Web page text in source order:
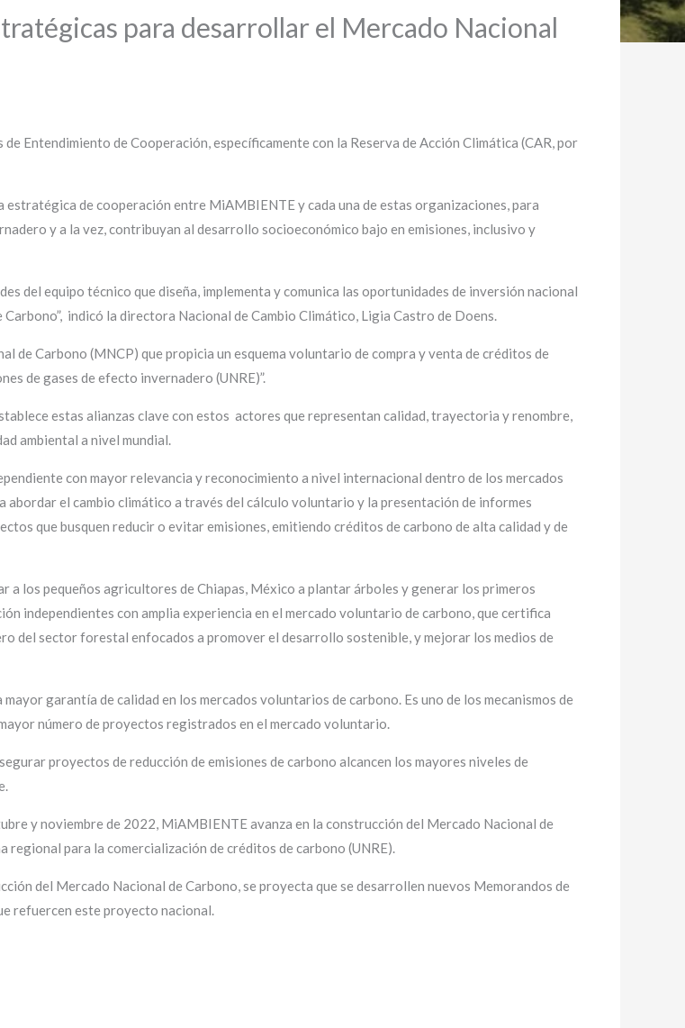
para desarrollar el Mercado Nacional
Entendimiento de Cooperación, específicamente con la Reserva de Acción Climática (CAR, por
de cooperación entre MiAMBIENTE y cada una de estas organizaciones, para
y a la vez, contribuyan al desarrollo socioeconómico bajo en emisiones, inclusivo y
del equipo técnico que diseña, implementa y comunica las oportunidades de inversión nacional
indicó la directora Nacional de Cambio Climático, Ligia Castro de Doens.
de Carbono (MNCP) que propicia un esquema voluntario de compra y venta de créditos de
de gases de efecto invernadero (UNRE)”.
estas alianzas clave con estos actores que representan calidad, trayectoria y renombre,
ambiental a nivel mundial.
con mayor relevancia y reconocimiento a nivel internacional dentro de los mercados
el cambio climático a través del cálculo voluntario y la presentación de informes
que busquen reducir o evitar emisiones, emitiendo créditos de carbono de alta calidad y de
a los pequeños agricultores de Chiapas, México a plantar árboles y generar los primeros
independientes con amplia experiencia en el mercado voluntario de carbono, que certifica
del sector forestal enfocados a promover el desarrollo sostenible, y mejorar los medios de
garantía de calidad en los mercados voluntarios de carbono. Es uno de los mecanismos de
número de proyectos registrados en el mercado voluntario.
proyectos de reducción de emisiones de carbono alcancen los mayores niveles de
y noviembre de 2022, MiAMBIENTE avanza en la construcción del Mercado Nacional de
para la comercialización de créditos de carbono (UNRE).
del Mercado Nacional de Carbono, se proyecta que se desarrollen nuevos Memorandos de
refuercen este proyecto nacional.